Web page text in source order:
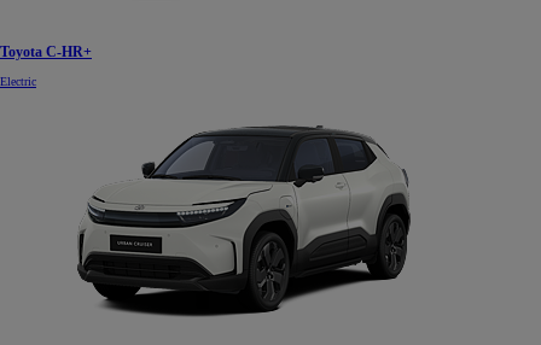
Toyota C-HR+
Electric